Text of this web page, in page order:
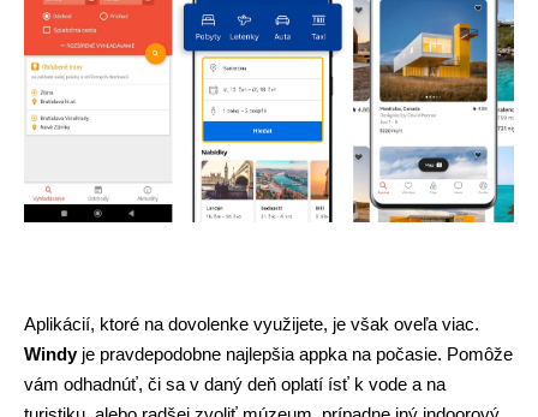
Windy je pravdepodobne najlepšia appka na počasie. Pomôže
vám odhadnúť, či sa v daný deň oplatí ísť k vode a na